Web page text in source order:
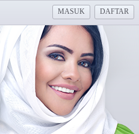
MASUK DAFTAR